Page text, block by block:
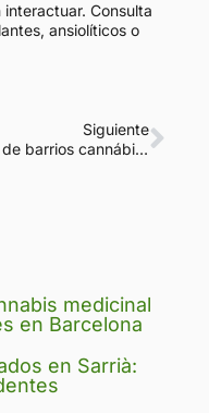
Consulta
ansiolíticos o
Siguiente
Guía de barrios cannábicos en Barcelona: Zonas Clave y Consejos
medicinal
en Barcelona
en Sarrià: